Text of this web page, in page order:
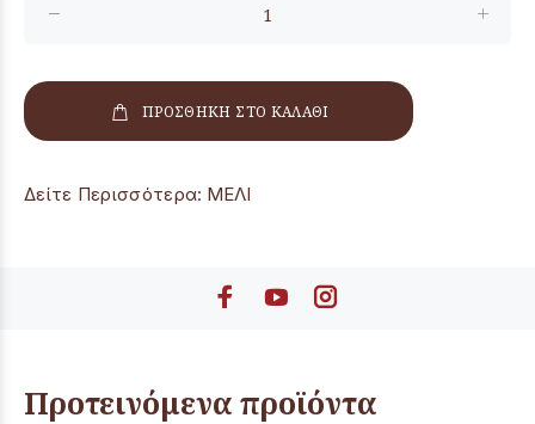
ΠΡΟΣΘΗΚΗ ΣΤΟ ΚΑΛΑΘΙ
Δείτε Περισσότερα: ΜΕΛΙ
Προτεινόμενα προϊόντα